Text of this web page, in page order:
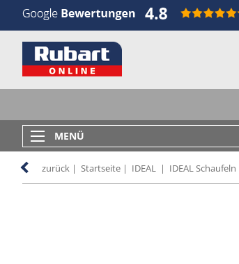
MENÜ
zurück | Startseite | IDEAL | IDEAL Schaufeln